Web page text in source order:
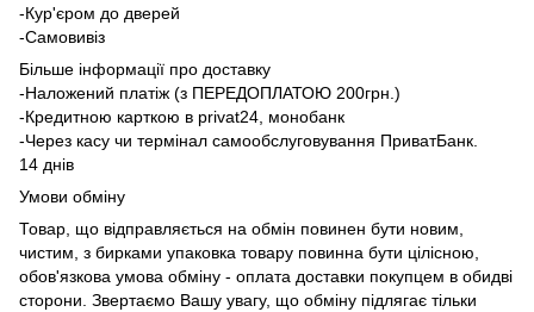
-Кур'єром до дверей
-Самовивіз
Більше інформації про доставку
-Наложений платіж (з ПЕРЕДОПЛАТОЮ 200грн.)
-Кредитною карткою в privat24, монобанк
-Через касу чи термінал самообслуговування ПриватБанк.
14 днів
Умови обміну
Товар, що відправляється на обмін повинен бути новим,
чистим, з бирками упаковка товару повинна бути цілісною,
обов'язкова умова обміну - оплата доставки покупцем в обидві
сторони. Звертаємо Вашу увагу, що обміну підлягає тільки